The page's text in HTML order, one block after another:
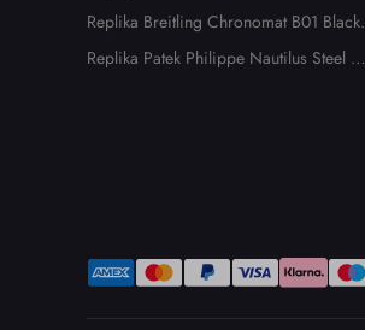
8135
ho zlata s modrym cifernikem a lunetou
panskych hodinek 116613
Replika Breitling Chronomat B01 Black
Dial Steel Pánské hodinky AB0134
Replika Patek Philippe Nautilus Steel Dia